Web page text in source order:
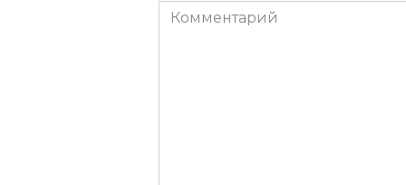
Комментарий